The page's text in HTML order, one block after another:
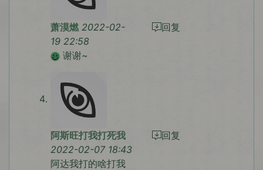
萧漠燃 2022-02-
19 22:58
谢谢~
回复
阿斯旺打我打死我
2022-02-07 18:43
阿达我打的啥打我
回复